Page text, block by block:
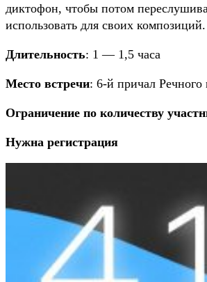
диктофон, чтобы потом
использовать для своих композиций.
Длительность: 1 — 1,5 часа
Место встречи: 6-й причал Речного
Ограничение по количеству
Нужна регистрация